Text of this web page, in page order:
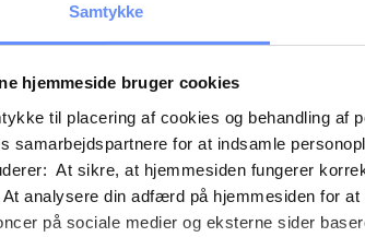
Samtykke
hjemmeside bruger cookies
til placering af cookies og behandling af
samarbejdspartnere for at indsamle
At sikre, at hjemmesiden fungerer
analysere din adfærd på hjemmesiden for
på sociale medier og eksterne sider